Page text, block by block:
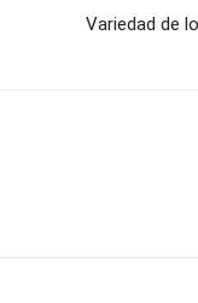
Variedad de